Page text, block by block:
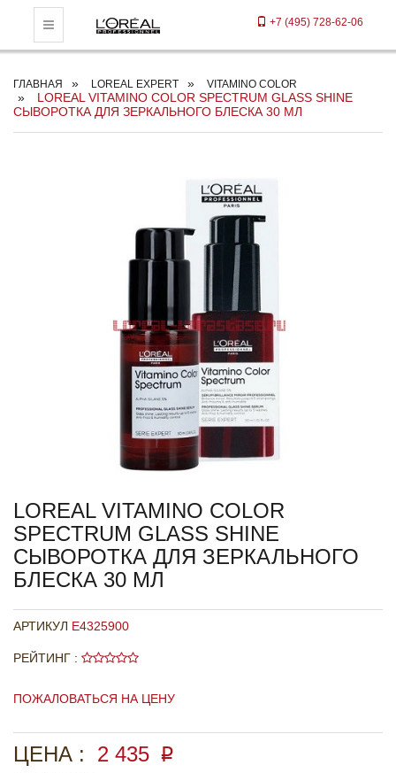
Toggle Navigation +7 (495) 728-62-06
ГЛАВНАЯ LOREAL EXPERT VITAMINO COLOR
LOREAL VITAMINO COLOR SPECTRUM GLASS SHINE
СЫВОРОТКА ДЛЯ ЗЕРКАЛЬНОГО БЛЕСКА 30 МЛ
LOREAL VITAMINO COLOR
SPECTRUM GLASS SHINE
СЫВОРОТКА ДЛЯ ЗЕРКАЛЬНОГО
БЛЕСКА 30 МЛ
АРТИКУЛ E4325900
РЕЙТИНГ :
ПОЖАЛОВАТЬСЯ НА ЦЕНУ
ЦЕНА : 2 435 p